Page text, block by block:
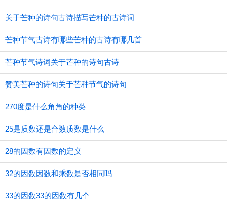
关于芒种的诗句古诗描写芒种的古诗词
芒种节气古诗有哪些芒种的古诗有哪几首
芒种节气诗词关于芒种的诗句古诗
赞美芒种的诗句关于芒种节气的诗句
270度是什么角角的种类
25是质数还是合数质数是什么
28的因数有因数的定义
32的因数因数和乘数是否相同吗
33的因数33的因数有几个